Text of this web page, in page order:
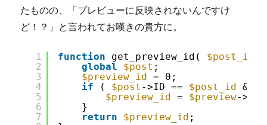
たものの、「プレビューに反映されないんですけ
ど！？」と言われてお嘆きの貴方に。
1
2
3
4
5
6
7
function get_preview_id( $post_id
global
$post ;
$preview_id
= 0;
if
( $post ->ID == $post_id
&&
$preview_id
= $preview->ID;
}
return
$preview_id ;